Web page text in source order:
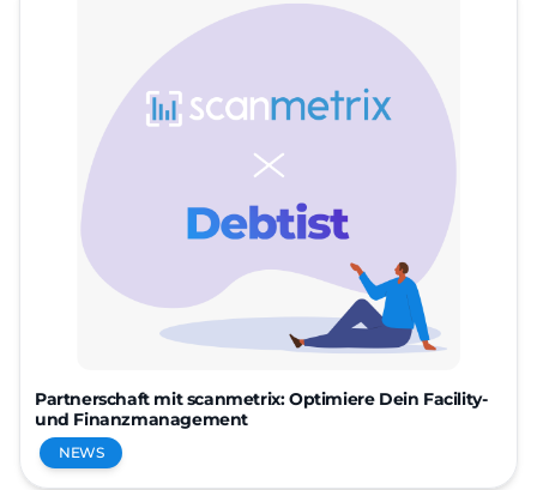
Partnerschaft mit scanmetrix: Optimiere Dein Facility-
und Finanzmanagement
NEWS